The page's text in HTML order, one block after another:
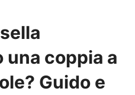
coppia a
Guido e